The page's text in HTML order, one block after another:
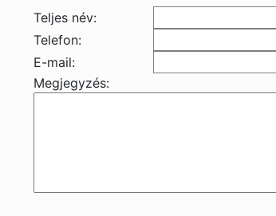
Teljes név:
Telefon:
E-mail:
Megjegyzés: